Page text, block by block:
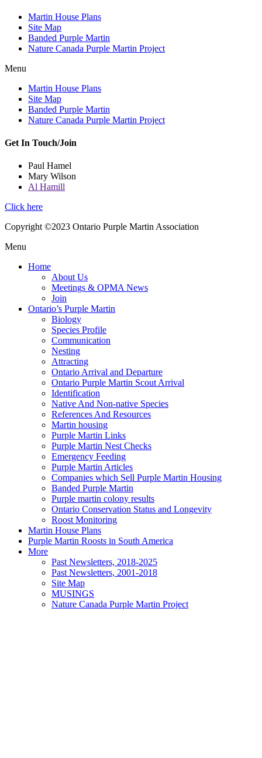
Martin House Plans
Site Map
Banded Purple Martin
Nature Canada Purple Martin Project
Menu
Martin House Plans
Site Map
Banded Purple Martin
Nature Canada Purple Martin Project
Get In Touch/Join
Paul Hamel
Mary Wilson
Al Hamill
Click here
Copyright ©2023 Ontario Purple Martin Association
Menu
Home
About Us
Meetings & OPMA News
Join
Ontario’s Purple Martin
Biology
Species Profile
Communication
Nesting
Attracting
Ontario Arrival and Departure
Ontario Purple Martin Scout Arrival
Identification
Native And Non-native Species
References And Resources
Martin housing
Purple Martin Links
Purple Martin Nest Checks
Emergency Feeding
Purple Martin Articles
Companies which Sell Purple Martin Housing
Banded Purple Martin
Purple martin colony results
Ontario Conservation Status and Longevity
Roost Monitoring
Martin House Plans
Purple Martin Roosts in South America
More
Past Newsletters, 2018-2025
Past Newsletters, 2001-2018
Site Map
MUSINGS
Nature Canada Purple Martin Project